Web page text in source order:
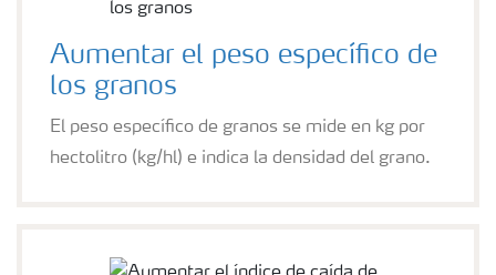
Aumentar el peso específico de
los granos
El peso específico de granos se mide en kg por
hectolitro (kg/hl) e indica la densidad del grano.